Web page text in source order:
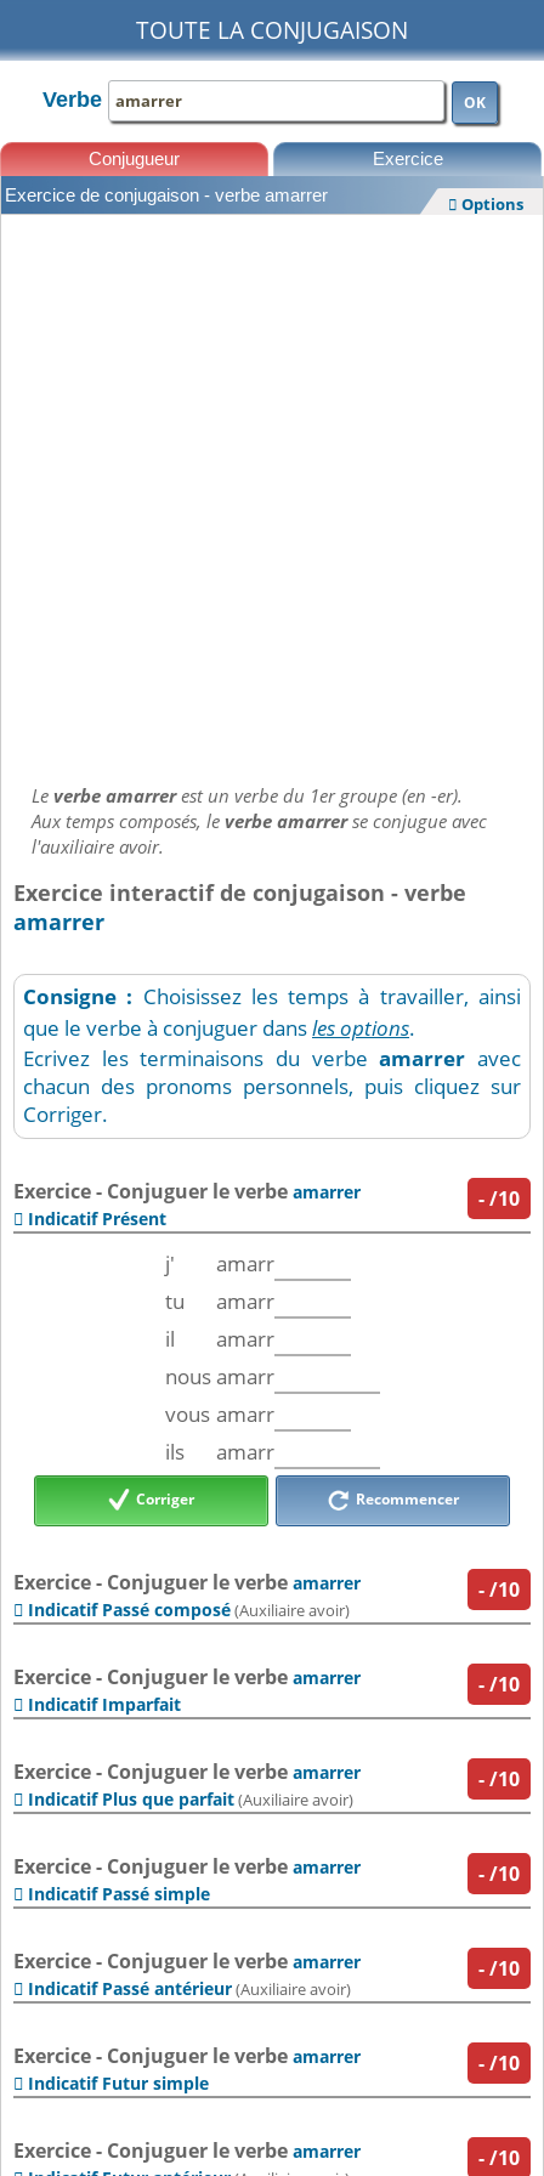
TOUTE LA CONJUGAISON
Verbe OK
Conjugueur Exercice
Exercice de conjugaison - verbe amarrer  Options
Leverbe amarrerest un verbe du 1er groupe (en -er).
Aux temps composés, leverbe amarrerse conjugue avec
l'auxiliaire avoir.
Exercice interactif de conjugaison - verbe
amarrer
Consigne : Choisissez les temps à travailler, ainsi
que le verbe à conjuguer dansles options.
Ecrivez les terminaisons du verbeamarrer avec
chacun des pronoms personnels, puis cliquez sur
Corriger.
-/10
Exercice - Conjuguer le verbe amarrer
 Indicatif Présent
j'
amarr
tu
amarr
il
amarr
nousamarr
vous amarr
ils
amarr
Corriger Recommencer
-/10
Exercice - Conjuguer le verbe amarrer
 Indicatif Passé composé(Auxiliaire avoir)
-/10
Exercice - Conjuguer le verbe amarrer
 Indicatif Imparfait
-/10
Exercice - Conjuguer le verbe amarrer
 Indicatif Plus que parfait(Auxiliaire avoir)
-/10
Exercice - Conjuguer le verbe amarrer
 Indicatif Passé simple
-/10
Exercice - Conjuguer le verbe amarrer
 Indicatif Passé antérieur(Auxiliaire avoir)
-/10
Exercice - Conjuguer le verbe amarrer
 Indicatif Futur simple
-/10
Exercice - Conjuguer le verbe amarrer